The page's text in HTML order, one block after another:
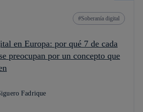
Soberanía digital
en Europa: por qué 7 de cada
preocupan por un concepto que
Fadrique